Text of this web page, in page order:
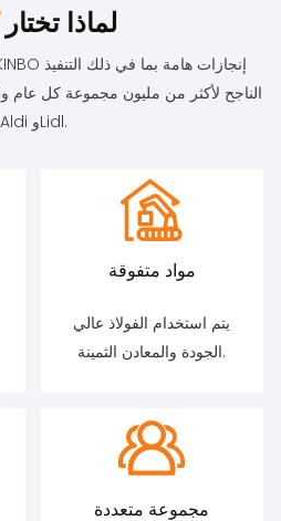
لماذا
الناجح لأكثر من مليون مجموعة كل عام
Aldi وLidl.
مواد متفوقة
يتم استخدام الفولاذ عالي
الجودة والمعادن الثمينة.
مجموعة متعددة